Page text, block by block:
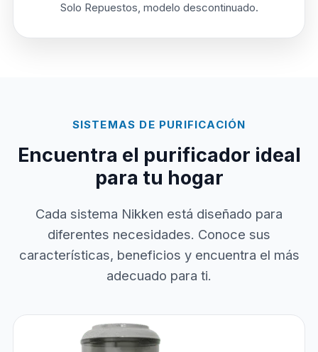
Solo Repuestos, modelo descontinuado.
SISTEMAS DE PURIFICACIÓN
Encuentra el purificador ideal
para tu hogar
Cada sistema Nikken está diseñado para
diferentes necesidades. Conoce sus
características, beneficios y encuentra el más
adecuado para ti.